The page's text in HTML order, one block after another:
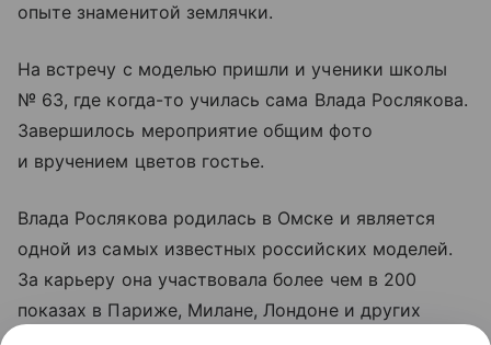
опыте знаменитой землячки.
На встречу с моделью пришли и ученики школы
№ 63, где когда-то училась сама Влада Рослякова.
Завершилось мероприятие общим фото
и вручением цветов гостье.
Влада Рослякова родилась в Омске и является
одной из самых известных российских моделей.
За карьеру она участвовала более чем в 200
показах в Париже, Милане, Лондоне и других